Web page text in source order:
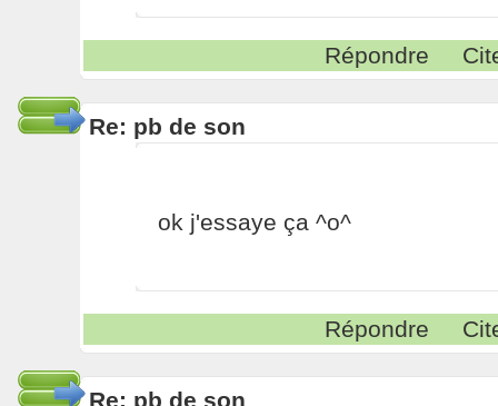
Répondre
Re: pb de son
ok j'essaye ça ^o^
Répondre
Re: pb de son